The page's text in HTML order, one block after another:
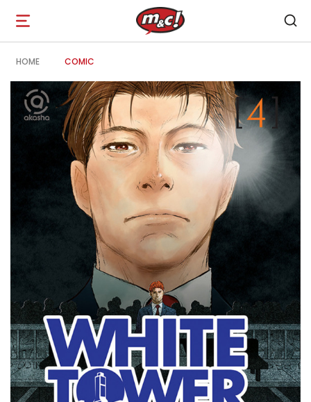
Open
navigation
HOME COMIC